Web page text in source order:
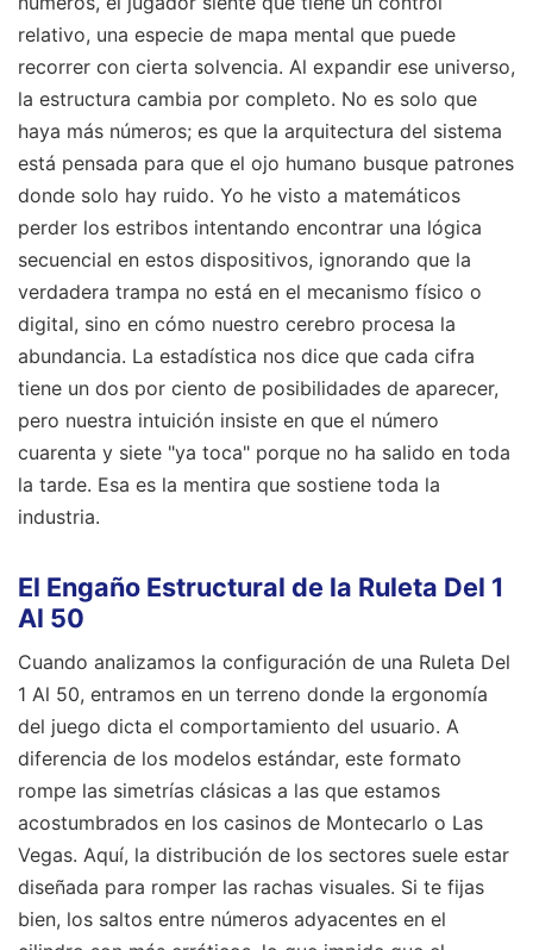
relativo, una especie de mapa mental que puede
recorrer con cierta solvencia. Al expandir ese universo,
la estructura cambia por completo. No es solo que
haya más números; es que la arquitectura del sistema
está pensada para que el ojo humano busque patrones
donde solo hay ruido. Yo he visto a matemáticos
perder los estribos intentando encontrar una lógica
secuencial en estos dispositivos, ignorando que la
verdadera trampa no está en el mecanismo físico o
digital, sino en cómo nuestro cerebro procesa la
abundancia. La estadística nos dice que cada cifra
tiene un dos por ciento de posibilidades de aparecer,
pero nuestra intuición insiste en que el número
cuarenta y siete "ya toca" porque no ha salido en toda
la tarde. Esa es la mentira que sostiene toda la
industria.
El Engaño Estructural de la Ruleta Del 1
Al 50
Cuando analizamos la configuración de una Ruleta Del
1 Al 50, entramos en un terreno donde la ergonomía
del juego dicta el comportamiento del usuario. A
diferencia de los modelos estándar, este formato
rompe las simetrías clásicas a las que estamos
acostumbrados en los casinos de Montecarlo o Las
Vegas. Aquí, la distribución de los sectores suele estar
diseñada para romper las rachas visuales. Si te fijas
bien, los saltos entre números adyacentes en el